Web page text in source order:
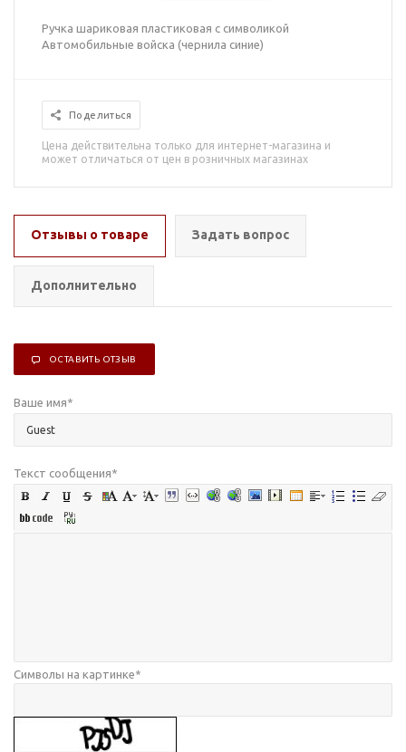
Ручка шариковая пластиковая с символикой
Автомобильные войска (чернила синие)
Поделиться
Цена действительна только для интернет-магазина и
может отличаться от цен в розничных магазинах
Отзывы о товаре Задать вопрос
Дополнительно
ОСТАВИТЬ ОТЗЫВ
Ваше имя*
Текст сообщения*
Символы на картинке*